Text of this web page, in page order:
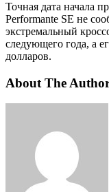
Точная дата начала
Performante SE не
экстремальный
следующего года, а
долларов.
About The